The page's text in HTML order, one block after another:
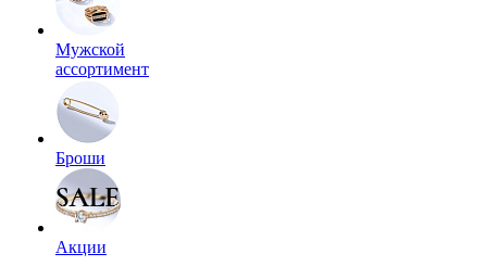
Мужской
ассортимент
Броши
Акции